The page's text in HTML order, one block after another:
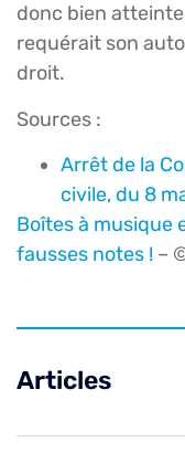
donc bien
requérait son
droit.
Sources :
Arrêt de la
civile, du 8
Boîtes à musique
fausses notes ! –
Articles